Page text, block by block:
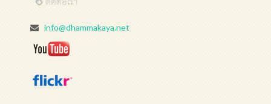
info@dhammakaya.net